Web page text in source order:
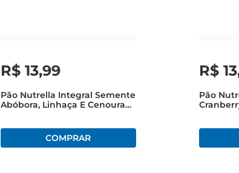
R$ 13,99
Pão Nutrella Integral Semente
Abóbora, Linhaça E Cenoura
R$ 13
Pão